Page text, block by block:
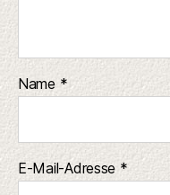
Name *
E-Mail-Adresse *